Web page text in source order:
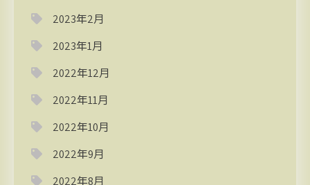
2023年2月
2023年1月
2022年12月
2022年11月
2022年10月
2022年9月
2022年8月